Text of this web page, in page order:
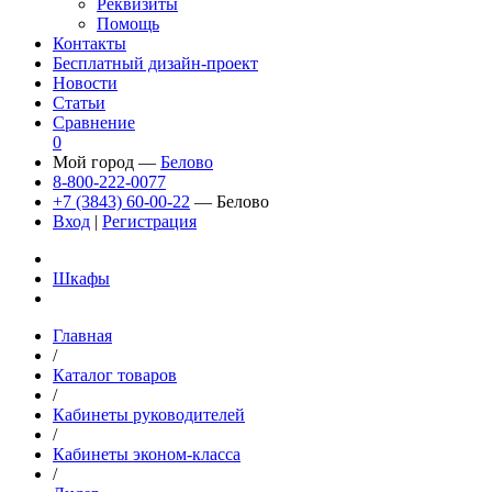
Помощь
Контакты
Бесплатный дизайн-проект
Новости
Статьи
Сравнение
0
Мой город — Белово
8-800-222-0077
+7 (3843) 60-00-22 — Белово
Вход | Регистрация
Шкафы
Главная
/
Каталог товаров
/
Кабинеты руководителей
/
Кабинеты эконом-класса
/